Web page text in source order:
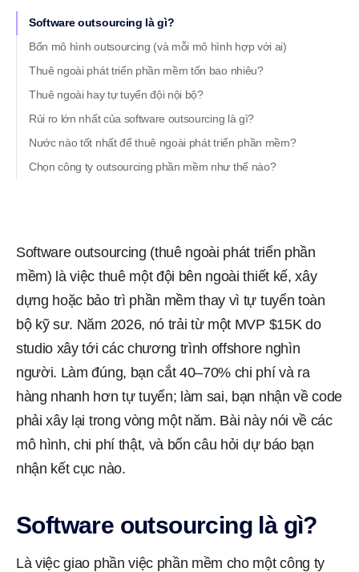
Software outsourcing là gì?
Bốn mô hình outsourcing (và mỗi mô hình hợp với ai)
Thuê ngoài phát triển phần mềm tốn bao nhiêu?
Thuê ngoài hay tự tuyển đội nội bộ?
Rủi ro lớn nhất của software outsourcing là gì?
Nước nào tốt nhất để thuê ngoài phát triển phần mềm?
Chọn công ty outsourcing phần mềm như thế nào?
Software outsourcing (thuê ngoài phát triển phần
mềm) là việc thuê một đội bên ngoài thiết kế, xây
dựng hoặc bảo trì phần mềm thay vì tự tuyển toàn
bộ kỹ sư. Năm 2026, nó trải từ một MVP $15K do
studio xây tới các chương trình offshore nghìn
người. Làm đúng, bạn cắt 40–70% chi phí và ra
hàng nhanh hơn tự tuyển; làm sai, bạn nhận về code
phải xây lại trong vòng một năm. Bài này nói về các
mô hình, chi phí thật, và bốn câu hỏi dự báo bạn
nhận kết cục nào.
Software outsourcing là gì?
Là việc giao phần việc phần mềm cho một công ty